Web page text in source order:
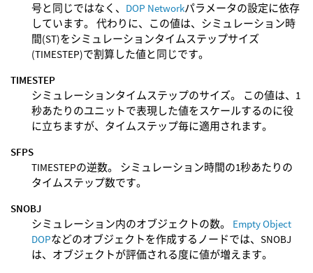
号と同じではなく、 DOP Networkパラメータの設定に依存
しています。 代わりに、この値は、シミュレーション時
間(ST)をシミュレーションタイムステップサイズ
(TIMESTEP)で割算した値と同じです。
TIMESTEP
シミュレーションタイムステップのサイズ。 この値は、1
秒あたりのユニットで表現した値をスケールするのに役
に立ちますが、タイムステップ毎に適用されます。
SFPS
TIMESTEPの逆数。 シミュレーション時間の1秒あたりの
タイムステップ数です。
SNOBJ
シミュレーション内のオブジェクトの数。 Empty Object
DOPなどのオブジェクトを作成するノードでは、SNOBJ
は、オブジェクトが評価される度に値が増えます。